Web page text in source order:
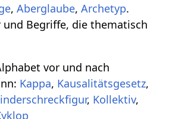
,Aberglaube,Archetyp.
Begriffe, die thematisch
vor und nach
Kappa, Kausalitätsgesetz,
, Kollektiv,